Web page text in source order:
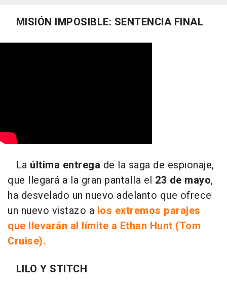
MISIÓN IMPOSIBLE: SENTENCIA FINAL
La última entrega de la saga de espionaje,
que llegará a la gran pantalla el 23 de mayo,
ha desvelado un nuevo adelanto que ofrece
un nuevo vistazo a los extremos parajes
que llevarán al límite a Ethan Hunt (Tom
Cruise).
LILO Y STITCH